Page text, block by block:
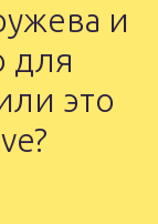
и
для
это